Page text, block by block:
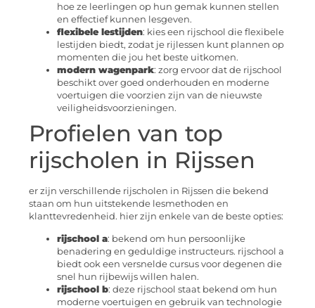
hoe ze leerlingen op hun gemak kunnen stellen
en effectief kunnen lesgeven.
flexibele lestijden: kies een rijschool die flexibele
lestijden biedt, zodat je rijlessen kunt plannen op
momenten die jou het beste uitkomen.
modern wagenpark: zorg ervoor dat de rijschool
beschikt over goed onderhouden en moderne
voertuigen die voorzien zijn van de nieuwste
veiligheidsvoorzieningen.
Profielen van top
rijscholen in Rijssen
er zijn verschillende rijscholen in Rijssen die bekend
staan om hun uitstekende lesmethoden en
klanttevredenheid. hier zijn enkele van de beste opties:
rijschool a: bekend om hun persoonlijke
benadering en geduldige instructeurs. rijschool a
biedt ook een versnelde cursus voor degenen die
snel hun rijbewijs willen halen.
rijschool b: deze rijschool staat bekend om hun
moderne voertuigen en gebruik van technologie